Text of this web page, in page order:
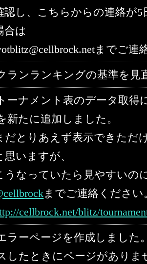
認し、こちらからの連絡が
合は
までご連
ランランキングの基準を見
トーナメント表のデータ取
新たに追加しました。
だとりあえず表示できただ
思いますが、
うなっていたら見やすいの
までご連絡ください
cellbrock.net/blitz/
ラーページを作成しました
したときにページがありま